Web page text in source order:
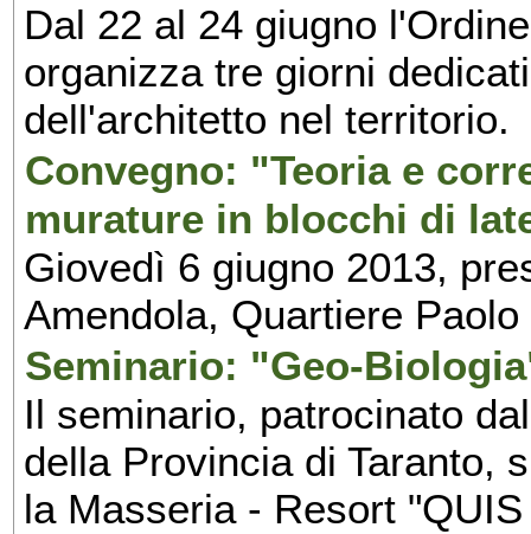
Dal 22 al 24 giugno
organizza tre giorni
dell'architetto nel territorio.
Convegno: "Teoria e
murature in blocchi di
Giovedì 6 giugno 2013,
Amendola, Quartiere Paolo
Seminario: "Geo-
Il seminario, patrocinato
della Provincia di Taranto,
la Masseria - Resort